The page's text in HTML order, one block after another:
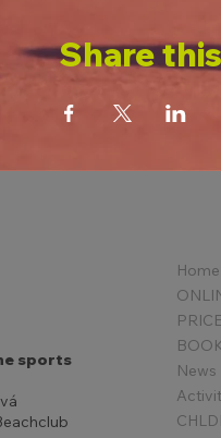
Share
sports
Home
News